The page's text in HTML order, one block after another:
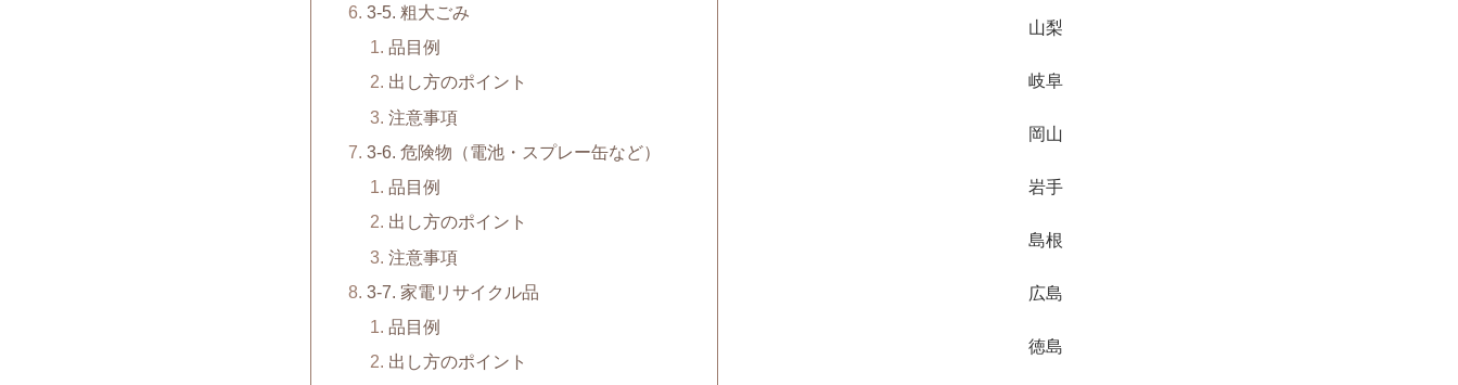
3-5. 粗大ごみ
品目例
出し方のポイント
注意事項
3-6. 危険物（電池・スプレー缶など）
品目例
出し方のポイント
注意事項
3-7. 家電リサイクル品
品目例
出し方のポイント
山梨
岐阜
岡山
岩手
島根
広島
徳島